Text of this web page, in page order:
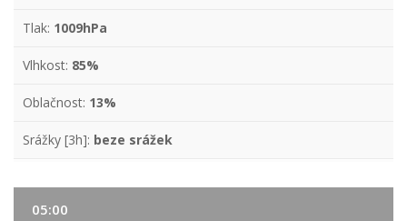
Tlak: 1009hPa
Vlhkost: 85%
Oblačnost: 13%
Srážky [3h]: beze srážek
05:00